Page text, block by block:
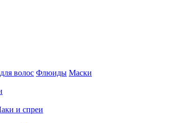
волос Флюиды Маски
и спреи